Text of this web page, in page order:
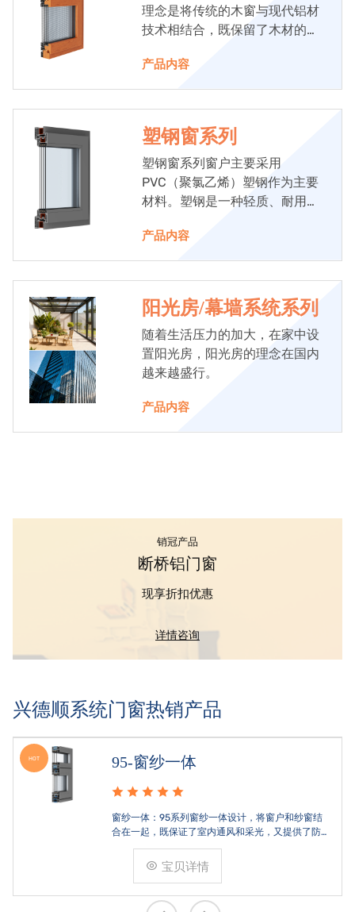
理念是将传统的木窗与现代铝材
技术相结合，既保留了木材的温
和功能性。
产品内容
塑钢窗系列
塑钢窗系列窗户主要采用
PVC（聚氯乙烯）塑钢作为主要
材料。塑钢是一种轻质、耐用、
造。
产品内容
阳光房/幕墙系统系列
随着生活压力的加大，在家中设
置阳光房，阳光房的理念在国内
越来越盛行。
产品内容
销冠产品
断桥铝门窗
现享折扣优惠
详情咨询
兴德顺系统门窗热销产品
HOT 95-窗纱一体
窗纱一体：95系列窗纱一体设计，将窗户和纱窗结
合在一起，既保证了室内通风和采光，又提供了防
料，坚固耐用，具有良好的耐腐蚀性和抗风压性。
双层玻璃：可能配备双层中空玻璃，提高隔音隔热
宝贝详情